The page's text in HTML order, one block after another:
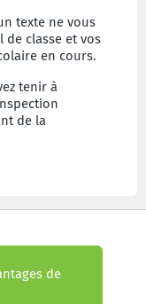
texte ne vous
classe et vos
en cours.
tenir à
de la
de